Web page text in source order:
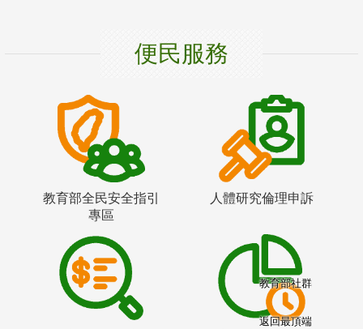
便民服務
教育部全民安全指引
專區
人體研究倫理申訴
教育部社群
返回最頂端